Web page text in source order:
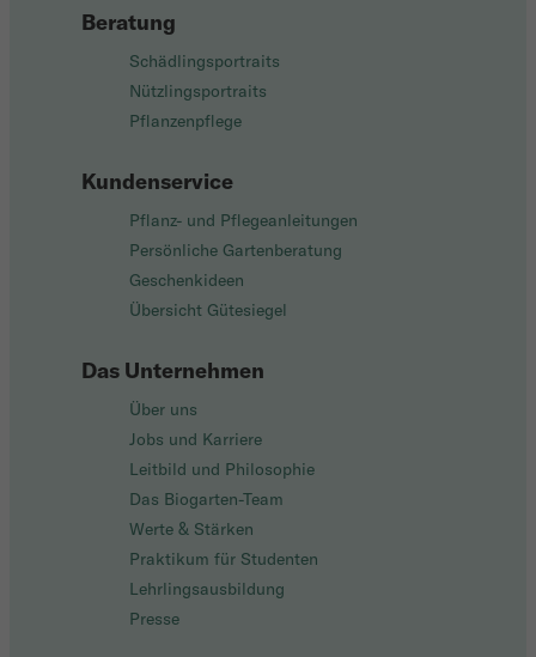
Beratung
Schädlingsportraits
Nützlingsportraits
Pflanzenpflege
Kundenservice
Pflanz- und Pflegeanleitungen
Persönliche Gartenberatung
Geschenkideen
Übersicht Gütesiegel
Das Unternehmen
Über uns
Jobs und Karriere
Leitbild und Philosophie
Das Biogarten-Team
Werte & Stärken
Praktikum für Studenten
Lehrlingsausbildung
Presse